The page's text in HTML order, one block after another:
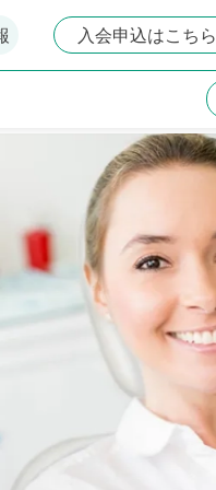
入会申込はこちら